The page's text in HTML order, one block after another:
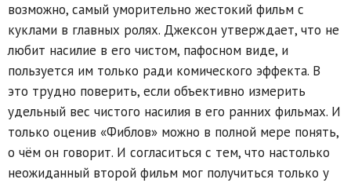
возможно, самый уморительно жестокий фильм с
куклами в главных ролях. Джексон утверждает, что не
любит насилие в его чистом, пафосном виде, и
пользуется им только ради комического эффекта. В
это трудно поверить, если объективно измерить
удельный вес чистого насилия в его ранних фильмах. И
только оценив «Фиблов» можно в полной мере понять,
о чём он говорит. И согласиться с тем, что настолько
неожиданный второй фильм мог получиться только у